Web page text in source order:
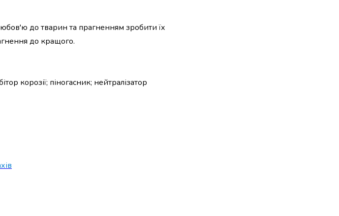
до тварин та прагненням зробити їх
до кращого.
корозії; піногасник; нейтралізатор